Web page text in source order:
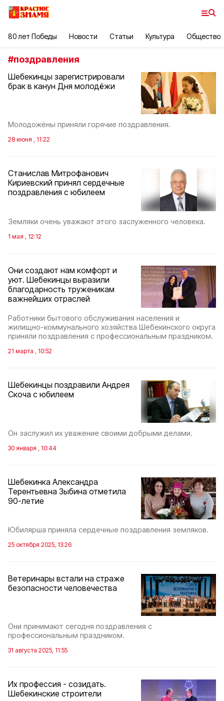
80 лет Победы Новости Статьи Культура Общество
#поздравления
Шебекинцы зарегистрировали
брак в канун Дня молодёжи
Молодожёны приняли горячие поздравления.
28 июня , 11:22
Станислав Митрофанович
Кириевский принял сердечные
поздравления с юбилеем
Земляки очень уважают этого заслуженного человека.
1 мая , 12:12
Они создают нам комфорт и
уют. Шебекинцы выразили
благодарность труженикам
важнейших отраслей
Работники бытового обслуживания населения и
жилищно-коммунального хозяйства Шебекинского округа
приняли поздравления с профессиональным праздником.
21 марта , 10:52
Шебекинцы поздравили Андрея
Скоча с юбилеем
Он заслужил их уважение своими добрыми делами.
30 января , 10:44
Шебекинка Александра
Терентьевна Зыбина отметила
90-летие
Юбилярша приняла сердечные поздравления земляков.
25 октября 2025, 13:26
Ветеринары встали на страже
безопасности человечества
Они принимают сегодня поздравления с
профессиональным праздником.
31 августа 2025, 11:55
Их профессия - созидать.
Шебекинские строители